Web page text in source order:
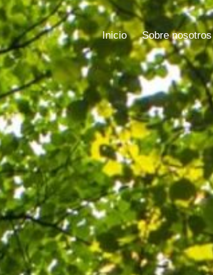
Inicio Sobre nosotros
Inicio Sobre